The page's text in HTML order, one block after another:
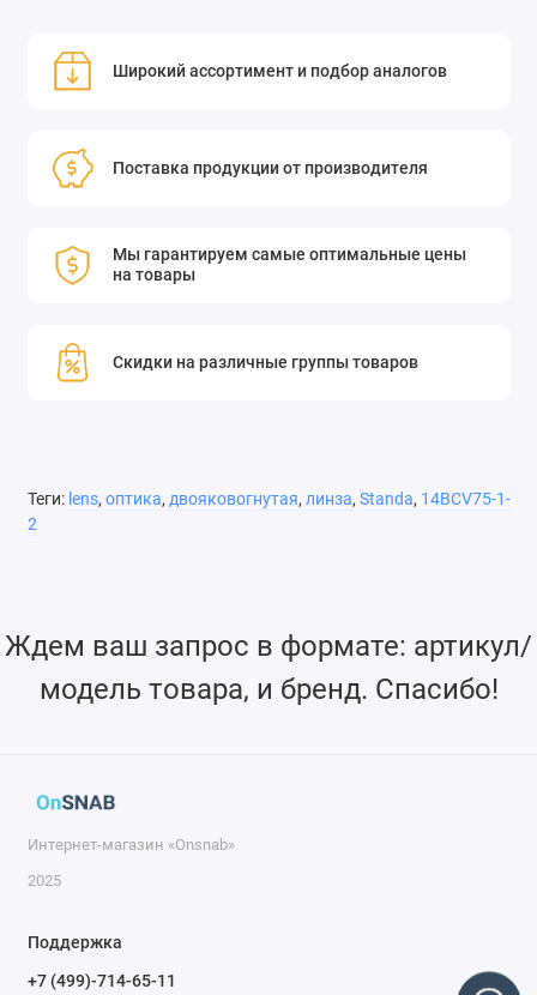
устройств.
нашем интернет-магазине и убедитесь в её качестве и
Двояковогнутая линза симметрична, радиус кривизны обеих
системах оптического распознавания и проекционных
Возможно изготовление линз нестандартных размеров
Широкий ассортимент и подбор аналогов
Поставка продукции от производителя
Мы гарантируем самые оптимальные цены
на товары
Скидки на различные группы товаров
Теги: lens, оптика, двояковогнутая, линза, Standa, 14BCV75-1-
2
Ждем ваш запрос в формате: артикул/
модель товара, и бренд. Спасибо!
Интернет-магазин «Onsnab»
2025
Поддержка
+7 (499)-714-65-11